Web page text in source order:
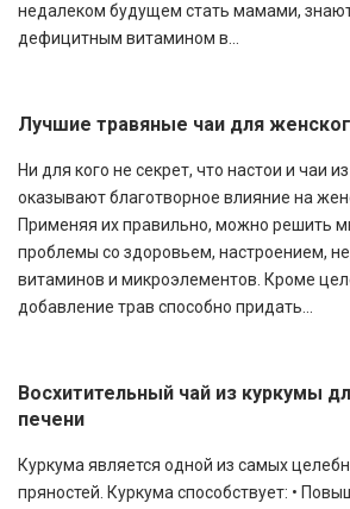
недалеком будущем стать мамами,
дефицитным витамином в...
Лучшие травяные чаи для
Ни для кого не секрет, что настои и чаи
оказывают благотворное влияние на
Применяя их правильно, можно решить
проблемы со здоровьем, настроением,
витаминов и микроэлементов. Кроме
добавление трав способно придать...
Восхитительный чай из куркумы
печени
Куркума является одной из самых
пряностей. Куркума способствует: •